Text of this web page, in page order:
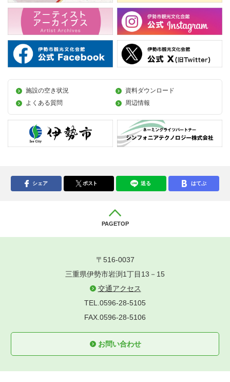
施設の空き状況
資料ダウンロード
よくある質問
周辺情報
シェア ポスト 送る はてぶ
PAGETOP
〒516-0037
三重県伊勢市岩渕1丁目13－15
交通アクセス
TEL.0596-28-5105
FAX.0596-28-5106
お問い合わせ